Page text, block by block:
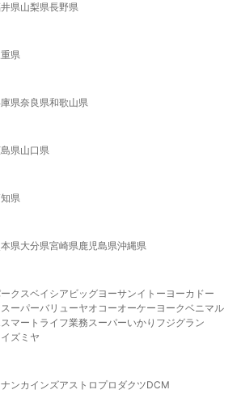
県山梨県長野県
県
県奈良県和歌山県
県山口県
県
県大分県宮崎県鹿児島県沖縄県
クスベイシア ビッグヨーサンイトーヨーカドー
スーパーバリューヤオコーオーケー ヨークベニマル
マート ライフ業務スーパーいかり フジグラン
イズミヤ
ンカインズアストロプロダクツDCM